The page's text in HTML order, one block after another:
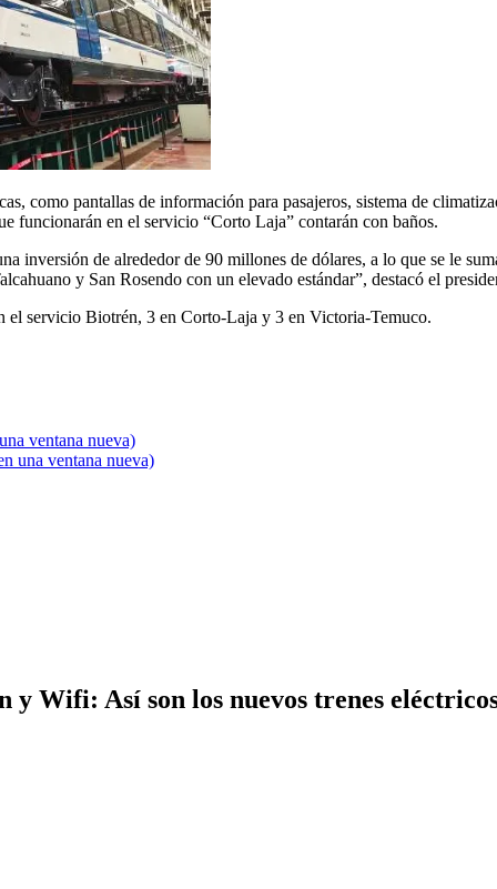
como pantallas de información para pasajeros, sistema de
funcionarán en el servicio “Corto Laja” contarán con baños.
inversión de alrededor de 90 millones de dólares, a lo que se le
y San Rosendo con un elevado estándar”, destacó el
el servicio Biotrén, 3 en Corto-Laja y 3 en Victoria-Temuco.
ventana nueva)
una ventana nueva)
y Wifi: Así son los nuevos trenes